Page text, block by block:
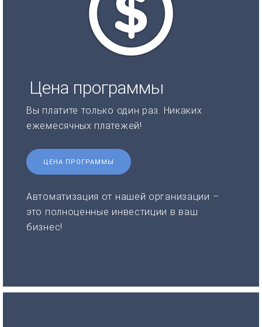
Цена программы
Вы платите только один раз. Никаких
ежемесячных платежей!
ЦЕНА ПРОГРАММЫ
Автоматизация от нашей организации –
это полноценные инвестиции в ваш
бизнес!